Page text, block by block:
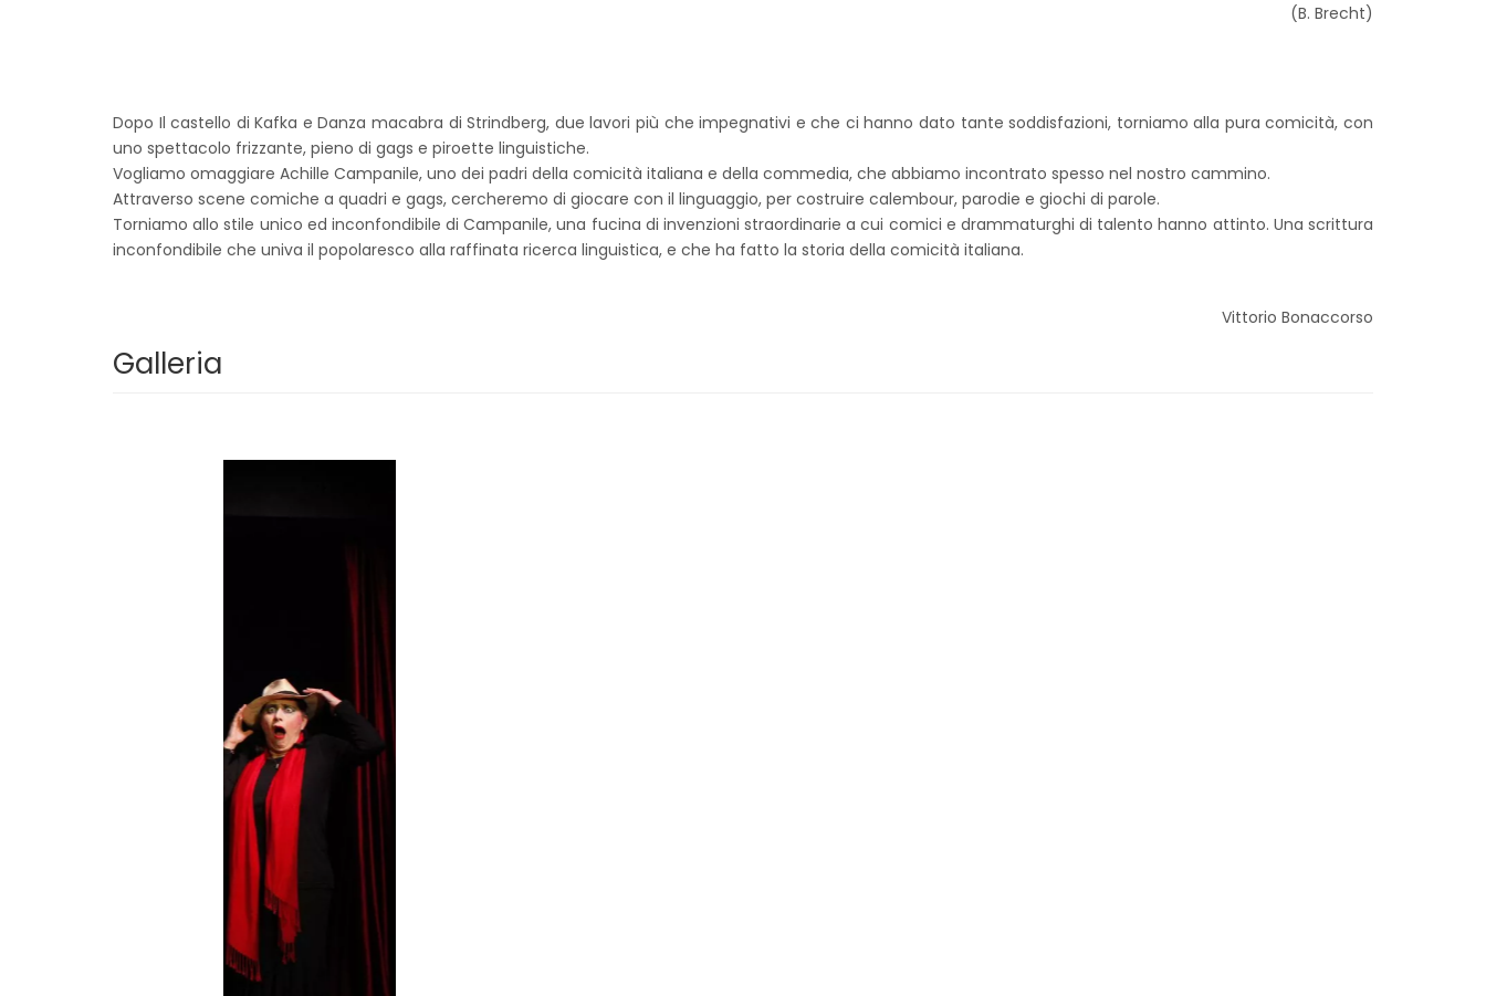
(B. Brecht)
Dopo Il castello di Kafka e Danza macabra di Strindberg, due lavori più che impegnativi e che ci hanno dato tante soddisfazioni, torniamo alla pura comicità, con
uno spettacolo frizzante, pieno di gags e piroette linguistiche.
Vogliamo omaggiare Achille Campanile, uno dei padri della comicità italiana e della commedia, che abbiamo incontrato spesso nel nostro cammino.
Attraverso scene comiche a quadri e gags, cercheremo di giocare con il linguaggio, per costruire calembour, parodie e giochi di parole.
Torniamo allo stile unico ed inconfondibile di Campanile, una fucina di invenzioni straordinarie a cui comici e drammaturghi di talento hanno attinto. Una scrittura
inconfondibile che univa il popolaresco alla raffinata ricerca linguistica, e che ha fatto la storia della comicità italiana.
Vittorio Bonaccorso
Galleria